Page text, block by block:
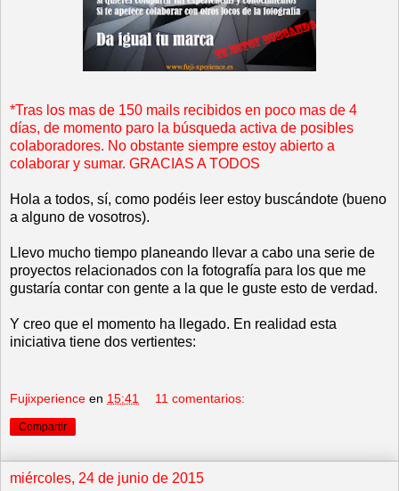
*Tras los mas de 150 mails recibidos en poco mas de 4
días, de momento paro la búsqueda activa de posibles
colaboradores. No obstante siempre estoy abierto a
colaborar y sumar. GRACIAS A TODOS
Hola a todos, sí, como podéis leer estoy buscándote (bueno
a alguno de vosotros).
Llevo mucho tiempo planeando llevar a cabo una serie de
proyectos relacionados con la fotografía para los que me
gustaría contar con gente a la que le guste esto de verdad.
Y creo que el momento ha llegado. En realidad esta
iniciativa tiene dos vertientes:
Fujixperience en 15:41 11 comentarios:
Compartir
miércoles, 24 de junio de 2015